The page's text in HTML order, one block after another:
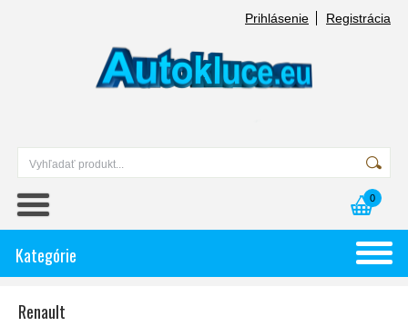
Prihlásenie Registrácia
0
Kategórie
Renault